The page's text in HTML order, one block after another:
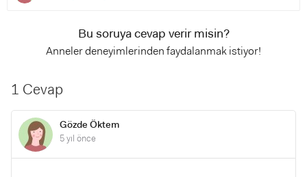
Bu soruya cevap verir misin?
Anneler deneyimlerinden faydalanmak istiyor!
1 Cevap
Gözde Öktem
5 yıl önce